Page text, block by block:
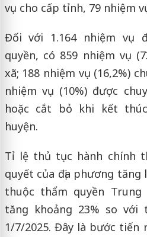
vụ cho cấp tỉnh, 79 nhiệm
Đối với 1.164 nhiệm vụ
quyền, có 859 nhiệm vụ
xã; 188 nhiệm vụ (16,2%)
nhiệm vụ (10%) được
hoặc cắt bỏ khi kết
huyện.
Tỉ lệ thủ tục hành chính
quyết của địa phương
thuộc thẩm quyền
tăng khoảng 23% so
1/7/2025. Đây là bước